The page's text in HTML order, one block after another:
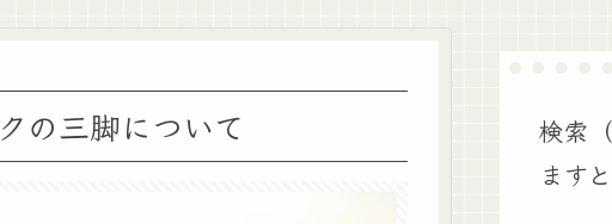
の三脚について
検索
ます